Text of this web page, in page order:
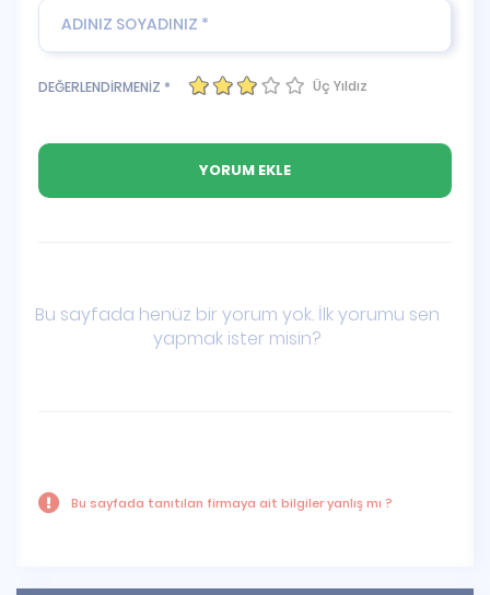
DEĞERLENDİRMENİZ * Üç Yıldız
Bu sayfada henüz bir yorum yok. İlk yorumu sen
yapmak ister misin?
Bu sayfada tanıtılan firmaya ait bilgiler yanlış mı ?